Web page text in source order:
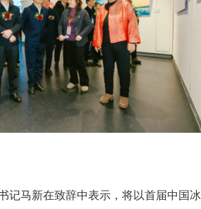
记马新在致辞中表示，将以首届中国冰